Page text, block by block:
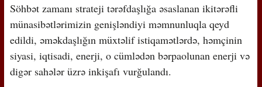
Söhbət zamanı strateji tərəfdaşlığa əsaslanan ikitərəfli
münasibətlərimizin genişləndiyi məmnunluqla qeyd
edildi, əməkdaşlığın müxtəlif istiqamətlərdə, həmçinin
siyasi, iqtisadi, enerji, o cümlədən bərpaolunan enerji və
digər sahələr üzrə inkişafı vurğulandı.